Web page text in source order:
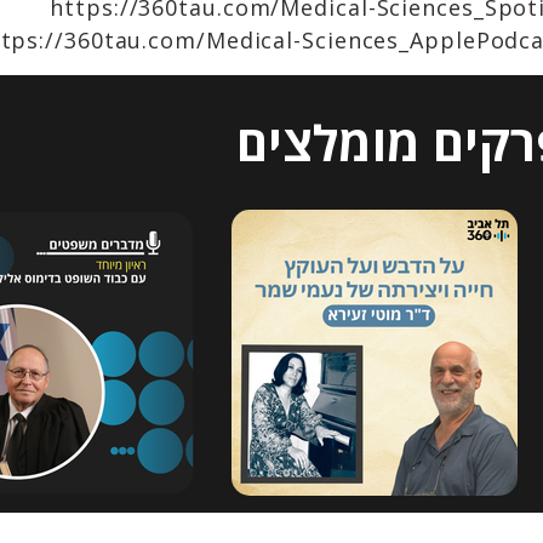
https://360tau.com/Medical-
360tau.com/Medical-
מומלצים